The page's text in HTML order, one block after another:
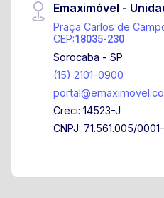
automáticos nas docas e
24 horas / 7 dias por
câmeras de monitoramento Imóvel ideal
empresas que
excelente apresentação
operacional. Entre em contato para mais
informações e agende
Emaximóvel -
Praça Carlos de
CEP:18035-230
Sorocaba - SP
(15) 2101-0900
Creci: 14523-J
CNPJ: 71.561.005/